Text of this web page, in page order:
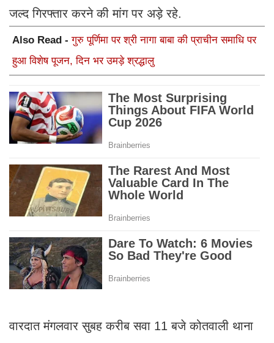
जल्द गिरफ्तार करने की मांग पर अड़े रहे.
Also Read -गुरु पूर्णिमा पर श्री नागा बाबा की प्राचीन समाधि पर
हुआ विशेष पूजन, दिन भर उमड़े श्रद्धालु
वारदात मंगलवार सुबह करीब सवा 11 बजे कोतवाली थाना